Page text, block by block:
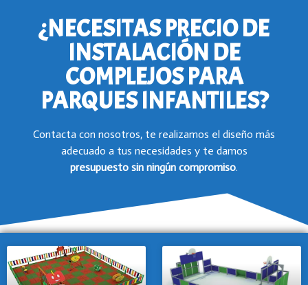
¿NECESITAS PRECIO DE
INSTALACIÓN DE
COMPLEJOS PARA
PARQUES INFANTILES?
Contacta con nosotros, te realizamos el diseño más
adecuado a tus necesidades y te damos
presupuesto sin ningún compromiso.